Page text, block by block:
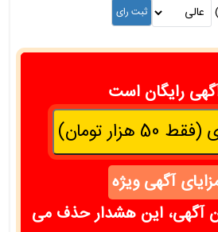
رایگان است
هزار تومان)
آگهی ویژه
آگهی، این هشدار حذف می